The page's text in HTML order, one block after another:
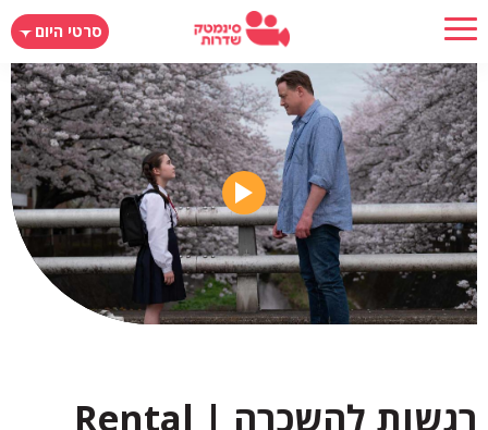
דילוג
לתוכן
העיקרי
סרטי היום
רגשות להשכרה | Rental